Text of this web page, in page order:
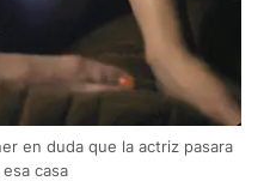
en duda que la actriz pasara
casa